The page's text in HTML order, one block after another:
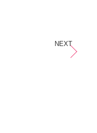
NEXT